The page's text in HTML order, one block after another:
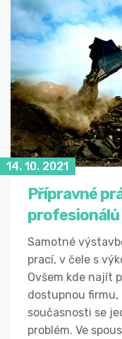
14. 10. 2021
Přípravné
profesionálů
Samotné
prací, v čele s
Ovšem kde najít
dostupnou
současnosti se
problém. Ve